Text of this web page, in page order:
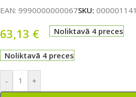
EAN: 9990000000067SKU: 000001141
63,13 € Noliktavā 4 preces
Noliktavā 4 preces
- +